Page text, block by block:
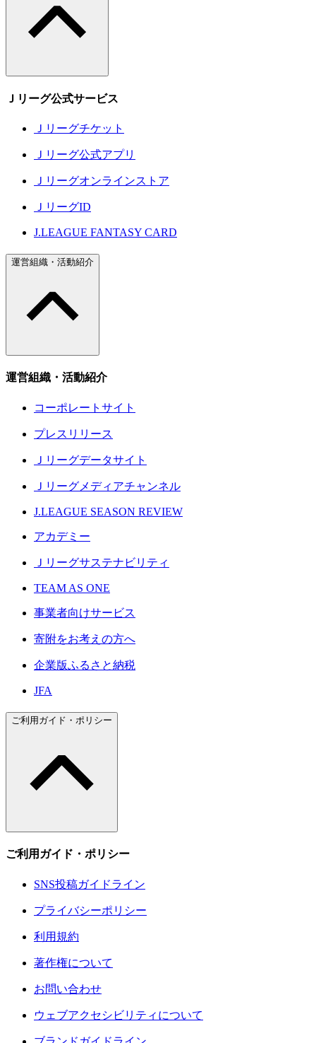
Ｊリーグ公式サービス
Ｊリーグチケット
Ｊリーグ公式アプリ
Ｊリーグオンラインストア
ＪリーグID
J.LEAGUE FANTASY CARD
運営組織・活動紹介
運営組織・活動紹介
コーポレートサイト
プレスリリース
Ｊリーグデータサイト
Ｊリーグメディアチャンネル
J.LEAGUE SEASON REVIEW
アカデミー
Ｊリーグサステナビリティ
TEAM AS ONE
事業者向けサービス
寄附をお考えの方へ
企業版ふるさと納税
JFA
ご利用ガイド・ポリシー
ご利用ガイド・ポリシー
SNS投稿ガイドライン
プライバシーポリシー
利用規約
著作権について
お問い合わせ
ウェブアクセシビリティについて